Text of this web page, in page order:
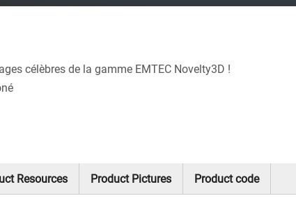
célèbres de la gamme EMTEC Novelty3D !
Resources Product Pictures Product code